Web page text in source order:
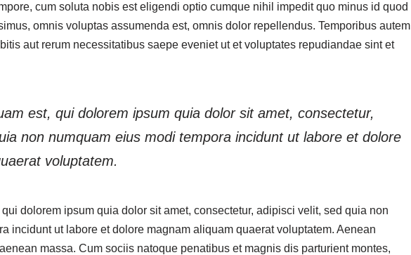
cum soluta nobis est eligendi optio cumque nihil impedit quo minus id quod
omnis voluptas assumenda est, omnis dolor repellendus. Temporibus autem
aut rerum necessitatibus saepe eveniet ut et voluptates repudiandae sint et
est, qui dolorem ipsum quia dolor sit amet, consectetur,
non numquam eius modi tempora incidunt ut labore et dolore
voluptatem.
dolorem ipsum quia dolor sit amet, consectetur, adipisci velit, sed quia non
incidunt ut labore et dolore magnam aliquam quaerat voluptatem. Aenean
massa. Cum sociis natoque penatibus et magnis dis parturient montes,